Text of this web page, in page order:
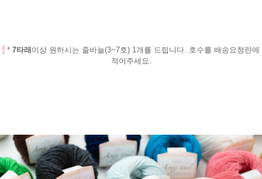
- * 7타래 이상 원하시는 줄바늘(3~7호) 1개를 드립니다. 호수를 배송요청란에
적어주세요.